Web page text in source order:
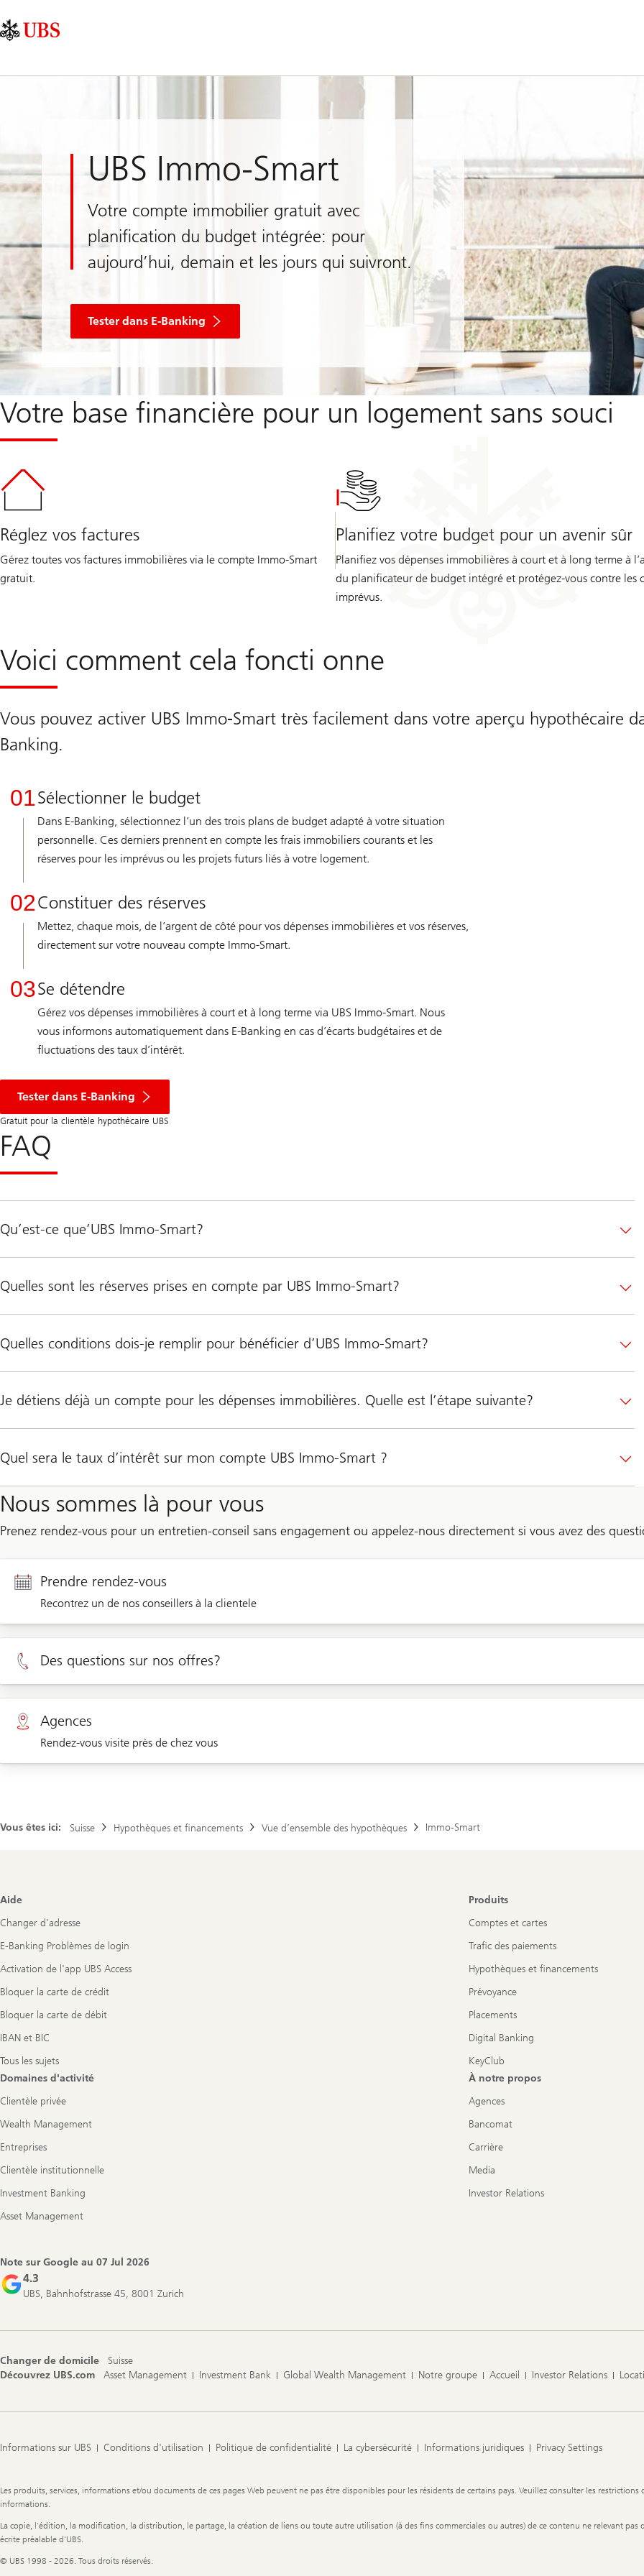
Area
principale
UBS Immo-Smart
Votre compte immobilier gratuit avec
planification du budget intégrée: pour
aujourd’hui, demain et les jours qui suivront.
Tester dans E-Banking
Votre base financière pour un logement sans souci
Réglez vos factures
Gérez toutes vos factures immobilières via le compte Immo-Smart
gratuit.
Planifiez votre budget pour un avenir sûr
Planifiez vos dépenses immobilières à court et à long terme à
du planificateur de budget intégré et protégez-vous contre les
imprévus.
Voici comment cela foncti onne
Vous pouvez activer UBS Immo-Smart très facilement dans votre aperçu hypothécaire
Banking.
01Sélectionner le budget
Dans E-Banking, sélectionnez l’un des trois plans de budget adapté à votre situation
personnelle. Ces derniers prennent en compte les frais immobiliers courants et les
réserves pour les imprévus ou les projets futurs liés à votre logement.
02Constituer des réserves
Mettez, chaque mois, de l’argent de côté pour vos dépenses immobilières et vos réserves,
directement sur votre nouveau compte Immo-Smart.
03Se détendre
Gérez vos dépenses immobilières à court et à long terme via UBS Immo-Smart. Nous
vous informons automatiquement dans E-Banking en cas d’écarts budgétaires et de
fluctuations des taux d’intérêt.
Tester dans E-Banking
Gratuit pour la clientèle hypothécaire UBS
FAQ
Qu’est-ce que’UBS Immo-Smart?
Quelles sont les réserves prises en compte par UBS Immo-Smart?
Quelles conditions dois-je remplir pour bénéficier d’UBS Immo-Smart?
Je détiens déjà un compte pour les dépenses immobilières. Quelle est l’étape suivante?
Quel sera le taux d’intérêt sur mon compte UBS Immo-Smart ?
Nous sommes là pour vous
Prenez rendez-vous pour un entretien-conseil sans engagement ou appelez-nous directement si vous avez des
Prendre rendez-vous
Recontrez un de nos conseillers à la clientele
Rendez-vous Clients privé
Rendez-vous Clients d'entreprises
Des questions sur nos offres?
Privé 0800 002 556
Entreprises 0844 853 001
Agences
Rendez-vous visite près de chez vous
Vous êtes ici: Suisse Hypothèques et financements Vue d’ensemble des hypothèques Immo-Smart
Footer
Aide
Changer d’adresse
E-Banking Problèmes de login
Activation de l'app UBS Access
Bloquer la carte de crédit
Bloquer la carte de débit
IBAN et BIC
Tous les sujets
Produits
Comptes et cartes
Trafic des paiements
Hypothèques et financements
Prévoyance
Placements
Digital Banking
KeyClub
Domaines d'activité
Clientèle privée
Wealth Management
Entreprises
Clientèle institutionnelle
Investment Banking
Asset Management
À notre propos
Agences
Bancomat
Carrière
Media
Investor Relations
Note sur Google au 07 Jul 2026
4.3
UBS, Bahnhofstrasse 45, 8001 Zurich
Changer de domicile
Suisse
Découvrez UBS.com
Asset Management Investment Bank Global Wealth Management Notre groupe Accueil Investor Relations
Informations sur UBS Conditions d'utilisation Politique de confidentialité La cybersécurité Informations juridiques Privacy Settings
Legal
Information
Les produits, services, informations et/ou documents de ces pages Web peuvent ne pas être disponibles pour les résidents de certains pays. Veuillez consulter les
informations.
La copie, l'édition, la modification, la distribution, le partage, la création de liens ou toute autre utilisation (à des fins commerciales ou autres) de ce contenu ne relevant
écrite préalable d'UBS.
© UBS 1998 - 2026. Tous droits réservés.